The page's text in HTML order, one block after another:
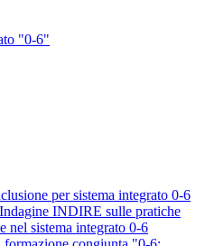
"0-6"
per sistema integrato 0-6
INDIRE sulle pratiche
nel sistema integrato 0-6